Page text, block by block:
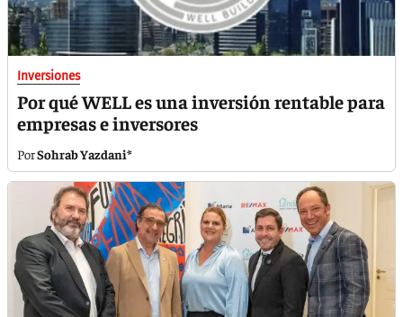
Inversiones
Por qué WELL es una inversión rentable para
empresas e inversores
Sohrab Yazdani*